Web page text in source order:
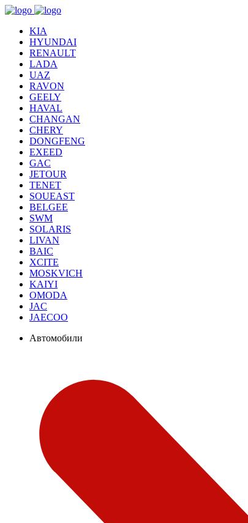
KIA
HYUNDAI
RENAULT
LADA
UAZ
RAVON
GEELY
HAVAL
CHANGAN
CHERY
DONGFENG
EXEED
GAC
JETOUR
TENET
SOUEAST
BELGEE
SWM
SOLARIS
LIVAN
BAIC
XCITE
MOSKVICH
KAIYI
OMODA
JAC
JAECOO
Автомобили